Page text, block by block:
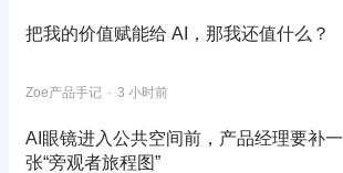
把我的价值赋能给 AI，那我还值什么？
Zoe产品手记 3 小时前
AI眼镜进入公共空间前，产品经理要补一
张“旁观者旅程图”